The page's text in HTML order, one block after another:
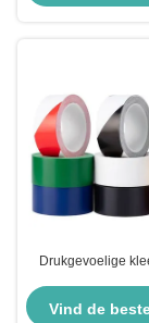
Drukgevoelige
Vind de